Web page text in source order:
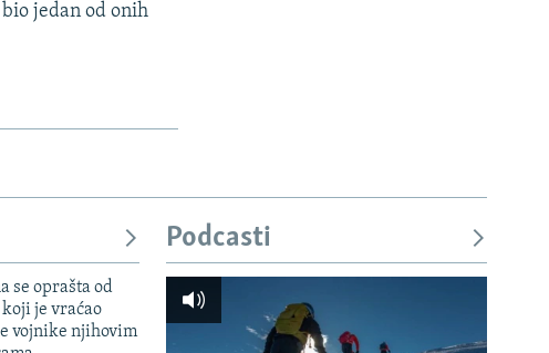
jedan od onih
se oprašta od
je vraćao
vojnike njihovim
Podcasti